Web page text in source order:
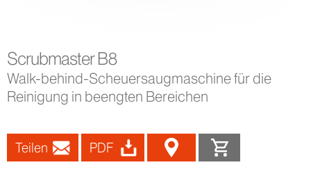
Scrubmaster B8
Walk-behind-Scheuersaugmaschine für die
Reinigung in beengten Bereichen
Teilen PDF